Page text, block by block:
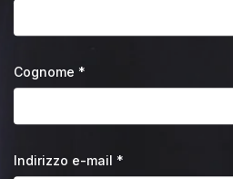
Cognome *
Indirizzo e-mail *